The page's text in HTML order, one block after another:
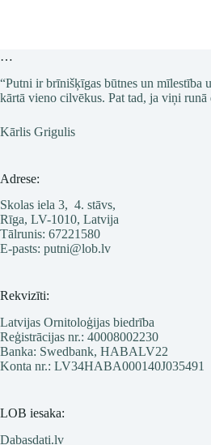
…
“Putni ir brīnišķīgas būtnes un mīlestība
kārtā vieno cilvēkus. Pat tad, ja viņi runā
Kārlis Grigulis
Adrese:
Skolas iela 3, 4. stāvs,
Rīga, LV-1010, Latvija
Tālrunis: 67221580
E-pasts: putni@lob.lv
Rekvizīti:
Latvijas Ornitoloģijas biedrība
Reģistrācijas nr.: 40008002230
Banka: Swedbank, HABALV22
Konta nr.: LV34HABA000140J035491
LOB iesaka:
Dabasdati.lv